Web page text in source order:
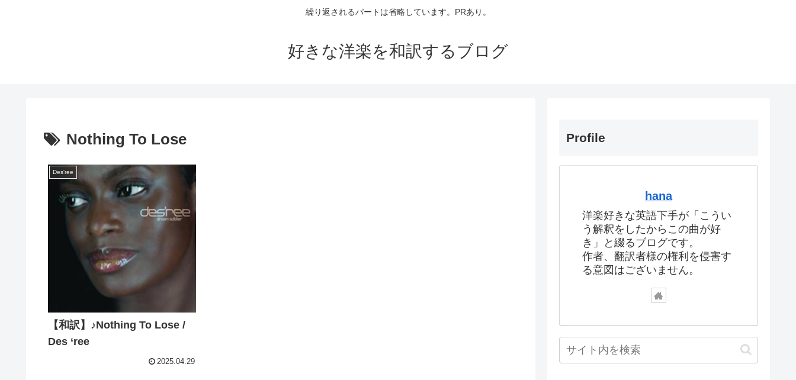
繰り返されるパートは省略しています。PRあり。
好きな洋楽を和訳するブログ
Nothing To Lose
Des'ree
【和訳】♪Nothing To Lose /
Des ‘ree
2025.04.29
Profile
hana
洋楽好きな英語下手が「こうい
う解釈をしたからこの曲が好
き」と綴るブログです。
作者、翻訳者様の権利を侵害す
る意図はございません。